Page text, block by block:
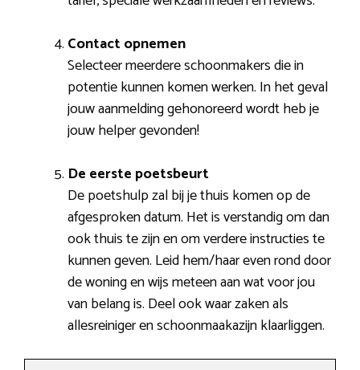
Contact opnemen
Selecteer meerdere schoonmakers die in
potentie kunnen komen werken. In het geval
jouw aanmelding gehonoreerd wordt heb je
jouw helper gevonden!
De eerste poetsbeurt
De poetshulp zal bij je thuis komen op de
afgesproken datum. Het is verstandig om dan
ook thuis te zijn en om verdere instructies te
kunnen geven. Leid hem/haar even rond door
de woning en wijs meteen aan wat voor jou
van belang is. Deel ook waar zaken als
allesreiniger en schoonmaakazijn klaarliggen.